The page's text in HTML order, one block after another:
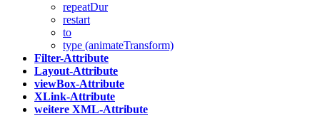
repeatDur
restart
to
type (animateTransform)
Filter-Attribute
Layout-Attribute
viewBox-Attribute
XLink-Attribute
weitere XML-Attribute